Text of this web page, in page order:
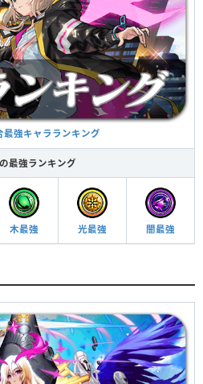
最強キャラランキング
最強ランキング
木最強 光最強 闇最強